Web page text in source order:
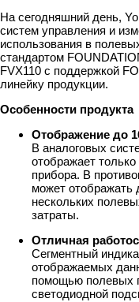
На сегодняшний день,
систем управления и
использования в
стандартом
FVX110 с поддержкой
линейку продукции.
Особенности продукта
Отображение до
В аналоговых
отображает
прибора. В
может отображать
нескольких
затраты.
Отличная
Сегментный
отображаемых
помощью полевых
светодиодной